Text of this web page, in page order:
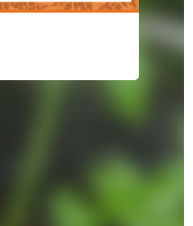
une communauté